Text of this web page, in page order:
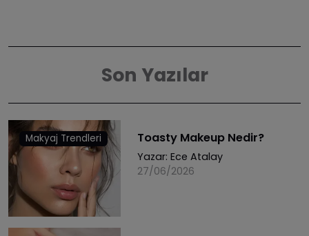
Son Yazılar
Makyaj Trendleri Toasty Makeup Nedir?
Yazar: Ece Atalay
27/06/2026